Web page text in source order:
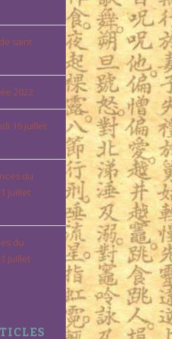
saint
2022
19 juillet
du
juillet
du
juillet